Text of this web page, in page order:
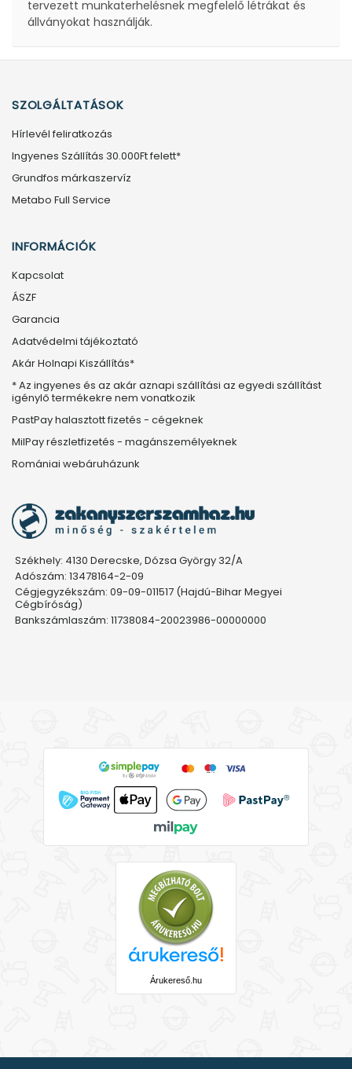
tervezett munkaterhelésnek megfelelő létrákat és
állványokat használják.
SZOLGÁLTATÁSOK
Hírlevél feliratkozás
Ingyenes Szállítás 30.000Ft felett*
Grundfos márkaszervíz
Metabo Full Service
INFORMÁCIÓK
Kapcsolat
ÁSZF
Garancia
Adatvédelmi tájékoztató
Akár Holnapi Kiszállítás*
* Az ingyenes és az akár aznapi szállítási az egyedi szállítást
igénylő termékekre nem vonatkozik
PastPay halasztott fizetés - cégeknek
MilPay részletfizetés - magánszemélyeknek
Romániai webáruházunk
Székhely: 4130 Derecske, Dózsa György 32/A
Adószám: 13478164-2-09
Cégjegyzékszám: 09-09-011517 (Hajdú-Bihar Megyei
Cégbíróság)
Bankszámlaszám: 11738084-20023986-00000000
Árukereső.hu